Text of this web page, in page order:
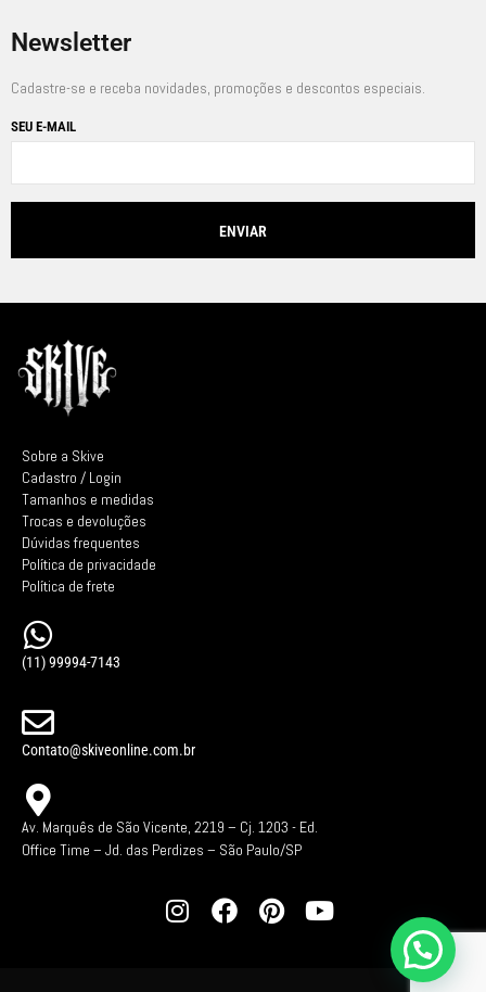
Newsletter
Cadastre-se e receba novidades, promoções e descontos especiais.
SEU E-MAIL
Sobre a Skive
Cadastro / Login
Tamanhos e medidas
Trocas e devoluções
Dúvidas frequentes
Política de privacidade
Política de frete
(11) 99994-7143
Contato@skiveonline.com.br
Av. Marquês de São Vicente, 2219 – Cj. 1203 - Ed.
Office Time – Jd. das Perdizes – São Paulo/SP